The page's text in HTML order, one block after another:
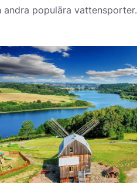
populära vattensporter.